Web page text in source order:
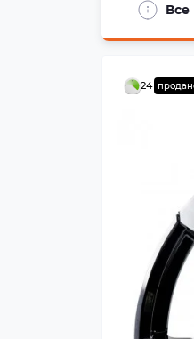
Все
24